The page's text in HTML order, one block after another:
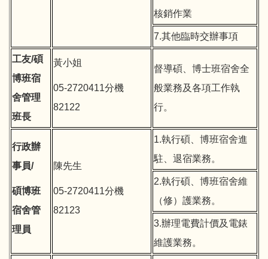
核銷作業
7.其他臨時交辦事項
工友/碩
博班宿
舍管理
班長
黃小姐
05-2720411分機
82122
督導碩、博士班宿舍全
般業務及各項工作執
行。
行政辦
事員/
碩博班
宿舍管
理員
陳先生
05-2720411分機
82123
1.執行碩、博班宿舍進
駐、退宿業務。
2.執行碩、博班宿舍維
（修）護業務。
3.辦理電費計價及電錶
維護業務。